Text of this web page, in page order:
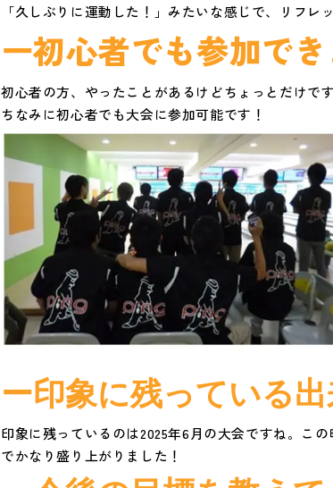
「久しぶりに運動した！」みたいな感じで、リフレ
ー初心者でも参加で
初心者の方、やったことがあるけどちょっとだけで
ちなみに初心者でも大会に参加可能です！
ー印象に残っている
印象に残っているのは2025年6月の大会ですね。こ
でかなり盛り上がりました！